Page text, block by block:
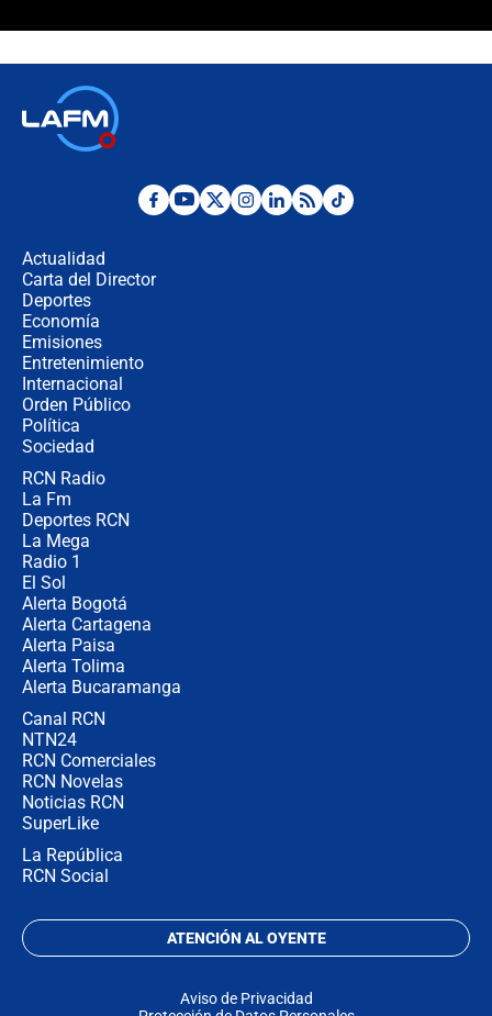
crece el pulso por la elección del
¿Por qué De la Espriella gobernará
Actualidad
Carta del Director
Deportes
Economía
Emisiones
Entretenimiento
Internacional
Orden Público
Política
Sociedad
RCN Radio
La Fm
Deportes RCN
La Mega
Radio 1
El Sol
Alerta Bogotá
Alerta Cartagena
Alerta Paisa
Alerta Tolima
Alerta Bucaramanga
Canal RCN
NTN24
RCN Comerciales
RCN Novelas
Noticias RCN
SuperLike
La República
RCN Social
ATENCIÓN AL OYENTE
Aviso de Privacidad